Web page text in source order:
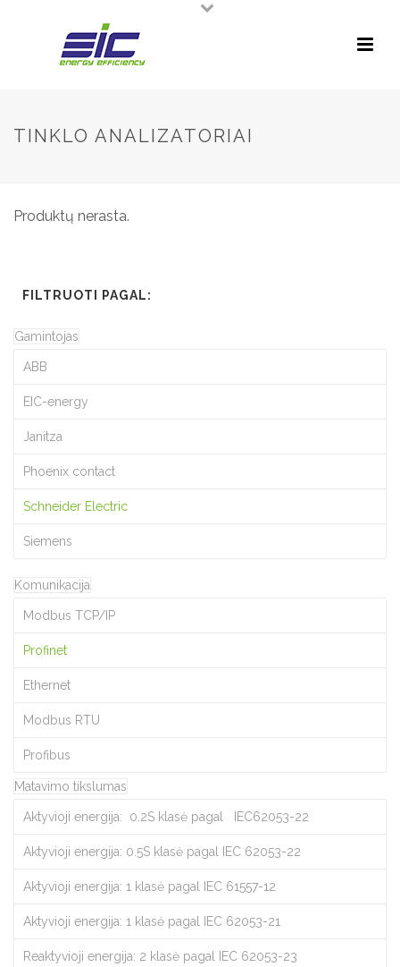
TINKLO ANALIZATORIAI
Produktų nerasta.
FILTRUOTI PAGAL:
Gamintojas
ABB
EIC-energy
Janitza
Phoenix contact
Schneider Electric
Siemens
Komunikacija
Modbus TCP/IP
Profinet
Ethernet
Modbus RTU
Profibus
Matavimo tikslumas
Aktyvioji energija: 0.2S klasė pagal IEC62053-22
Aktyvioji energija: 0.5S klasė pagal IEC 62053-22
Aktyvioji energija: 1 klasė pagal IEC 61557-12
Aktyvioji energija: 1 klasė pagal IEC 62053-21
Reaktyvioji energija: 2 klasė pagal IEC 62053-23